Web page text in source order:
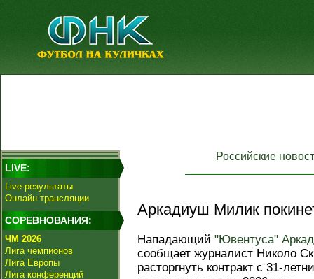
LIVE:
Live-результаты
Онлайн трансляции
СОРЕВНОВАНИЯ:
ЧМ 2026
Лига чемпионов
Лига Европы
Лига конференций
Российские
Аркадиуш Милик
Нападающий "Ювентуса"
сообщает журналист Николо
расторгнуть контракт с 31-